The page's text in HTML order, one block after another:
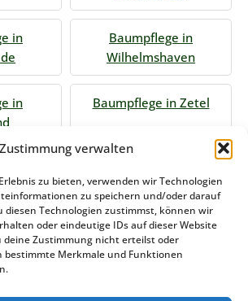
Zustimmung verwalten
zu bieten, verwenden wir Technologien
zu speichern und/oder darauf
diesen Technologien zustimmst, können wir
oder eindeutige IDs auf dieser Website
deine Zustimmung nicht erteilst oder
Merkmale und Funktionen
in
Baumpflege in
Wilhelmshaven
in
Baumpflege in Zetel
stellen
auch interessieren